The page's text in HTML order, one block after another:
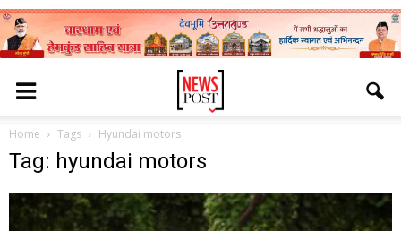
Home Tags Hyundai motors
Tag: hyundai motors